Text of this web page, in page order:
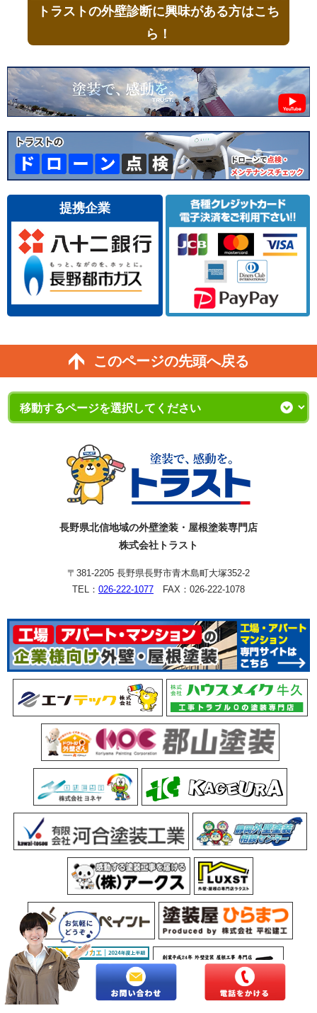
トラストの外壁診断に興味がある方はこち
ら！
提携企業
このページの先頭へ戻る
長野県北信地域の外壁塗装・屋根塗装専門店
株式会社トラスト
〒381-2205 長野県長野市青木島町大塚352-2
TEL： 026-222-1077 FAX：026-222-1078